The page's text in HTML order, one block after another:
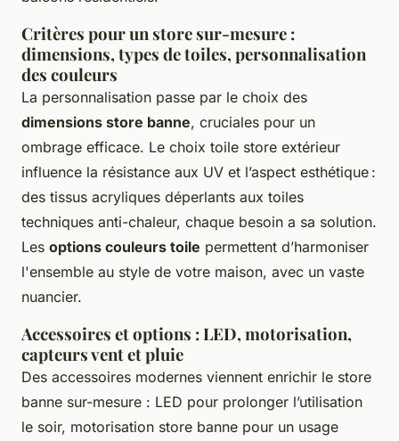
Critères pour un store sur-mesure :
dimensions, types de toiles, personnalisation
des couleurs
La personnalisation passe par le choix des
dimensions store banne, cruciales pour un
ombrage efficace. Le choix toile store extérieur
influence la résistance aux UV et l’aspect esthétique :
des tissus acryliques déperlants aux toiles
techniques anti-chaleur, chaque besoin a sa solution.
Les options couleurs toile permettent d’harmoniser
l'ensemble au style de votre maison, avec un vaste
nuancier.
Accessoires et options : LED, motorisation,
capteurs vent et pluie
Des accessoires modernes viennent enrichir le store
banne sur-mesure : LED pour prolonger l’utilisation
le soir, motorisation store banne pour un usage